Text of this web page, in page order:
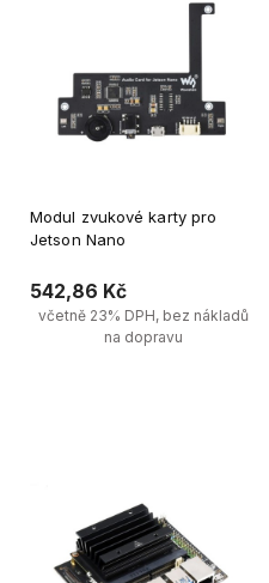
Modul zvukové karty pro
Jetson Nano
542,86 Kč
včetně 23% DPH, bez nákladů
na dopravu